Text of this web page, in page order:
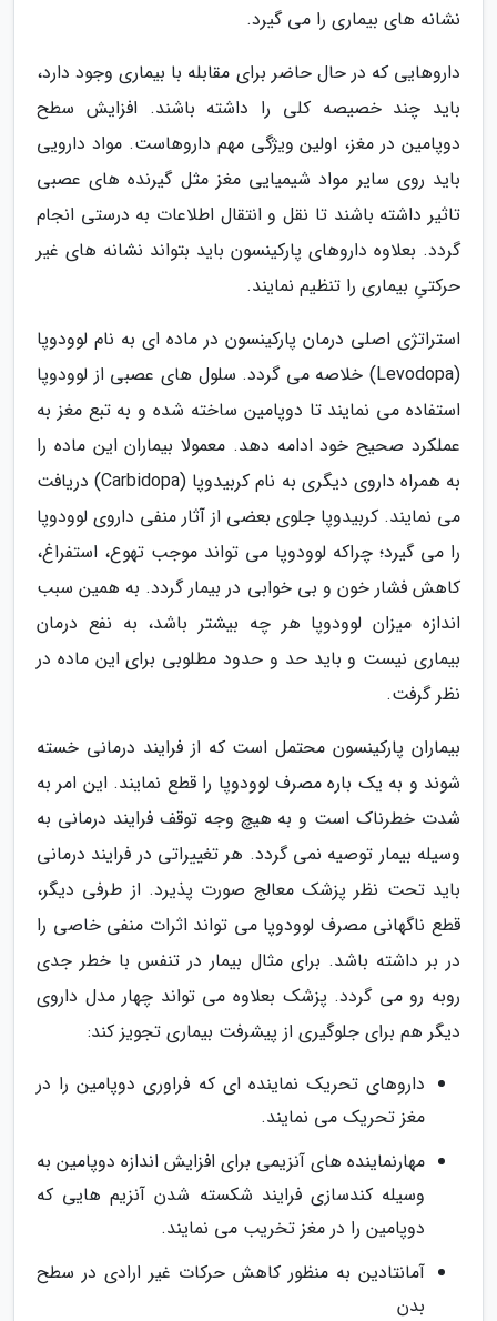
نشانه های بیماری را می گیرد.
داروهایی که در حال حاضر برای مقابله با بیماری وجود دارد،
باید چند خصیصه کلی را داشته باشند. افزایش سطح
دوپامین در مغز، اولین ویژگی مهم داروهاست. مواد دارویی
باید روی سایر مواد شیمیایی مغز مثل گیرنده های عصبی
تاثیر داشته باشند تا نقل و انتقال اطلاعات به درستی انجام
گردد. بعلاوه داروهای پارکینسون باید بتواند نشانه های غیر
حرکتیِ بیماری را تنظیم نمایند.
استراتژی اصلی درمان پارکینسون در ماده ای به نام لوودوپا
(Levodopa) خلاصه می گردد. سلول های عصبی از لوودوپا
استفاده می نمایند تا دوپامین ساخته شده و به تبع مغز به
عملکرد صحیح خود ادامه دهد. معمولا بیماران این ماده را
به همراه داروی دیگری به نام کربیدوپا (Carbidopa) دریافت
می نمایند. کربیدوپا جلوی بعضی از آثار منفی داروی لوودوپا
را می گیرد؛ چراکه لوودوپا می تواند موجب تهوع، استفراغ،
کاهش فشار خون و بی خوابی در بیمار گردد. به همین سبب
اندازه میزان لوودوپا هر چه بیشتر باشد، به نفع درمان
بیماری نیست و باید حد و حدود مطلوبی برای این ماده در
نظر گرفت.
بیماران پارکینسون محتمل است که از فرایند درمانی خسته
شوند و به یک باره مصرف لوودوپا را قطع نمایند. این امر به
شدت خطرناک است و به هیچ وجه توقف فرایند درمانی به
وسیله بیمار توصیه نمی گردد. هر تغییراتی در فرایند درمانی
باید تحت نظر پزشک معالج صورت پذیرد. از طرفی دیگر،
قطع ناگهانی مصرف لوودوپا می تواند اثرات منفی خاصی را
در بر داشته باشد. برای مثال بیمار در تنفس با خطر جدی
روبه رو می گردد. پزشک بعلاوه می تواند چهار مدل داروی
دیگر هم برای جلوگیری از پیشرفت بیماری تجویز کند:
داروهای تحریک نماینده ای که فراوری دوپامین را در
مغز تحریک می نمایند.
مهارنماینده های آنزیمی برای افزایش اندازه دوپامین به
وسیله کندسازی فرایند شکسته شدن آنزیم هایی که
دوپامین را در مغز تخریب می نمایند.
آمانتادین به منظور کاهش حرکات غیر ارادی در سطح
بدن